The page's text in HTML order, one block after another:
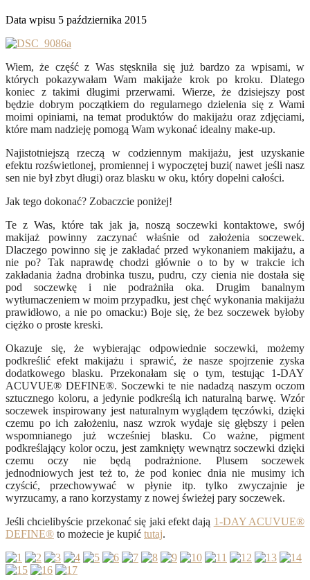
Data wpisu 5 października 2015
Wiem, że część z Was stęskniła się już bardzo za wpisami, w
których pokazywałam Wam makijaże krok po kroku. Dlatego
koniec z takimi długimi przerwami. Wierze, że dzisiejszy post
będzie dobrym początkiem do regularnego dzielenia się z Wami
moimi opiniami, na temat produktów do makijażu oraz zdjęciami,
które mam nadzieję pomogą Wam wykonać idealny make-up.
Najistotniejszą rzeczą w codziennym makijażu, jest uzyskanie
efektu rozświetlonej, promiennej i wypoczętej buzi( nawet jeśli nasz
sen nie był zbyt długi) oraz blasku w oku, który dopełni całości.
Jak tego dokonać? Zobaczcie poniżej!
Te z Was, które tak jak ja, noszą soczewki kontaktowe, swój
makijaż powinny zaczynać właśnie od założenia soczewek.
Dlaczego powinno się je zakładać przed wykonaniem makijażu, a
nie po? Tak naprawdę chodzi głównie o to by w trakcie ich
zakładania żadna drobinka tuszu, pudru, czy cienia nie dostała się
pod soczewkę i nie podrażniła oka. Drugim banalnym
wytłumaczeniem w moim przypadku, jest chęć wykonania makijażu
prawidłowo, a nie po omacku:) Boje się, że bez soczewek byłoby
ciężko o proste kreski.
Okazuje się, że wybierając odpowiednie soczewki, możemy
podkreślić efekt makijażu i sprawić, że nasze spojrzenie zyska
dodatkowego blasku. Przekonałam się o tym, testując 1-DAY
ACUVUE® DEFINE®. Soczewki te nie nadadzą naszym oczom
sztucznego koloru, a jedynie podkreślą ich naturalną barwę. Wzór
soczewek inspirowany jest naturalnym wyglądem tęczówki, dzięki
czemu po ich założeniu, nasz wzrok wydaje się głębszy i pełen
wspomnianego już wcześniej blasku. Co ważne, pigment
podkreślający kolor oczu, jest zamknięty wewnątrz soczewki dzięki
czemu oczy nie będą podrażnione. Plusem soczewek
jednodniowych jest też to, że pod koniec dnia nie musimy ich
czyścić, przechowywać w płynie itp. tylko zwyczajnie je
wyrzucamy, a rano korzystamy z nowej świeżej pary soczewek.
Jeśli chcielibyście przekonać się jaki efekt dają 1-DAY ACUVUE®
DEFINE® to możecie je kupić tutaj.